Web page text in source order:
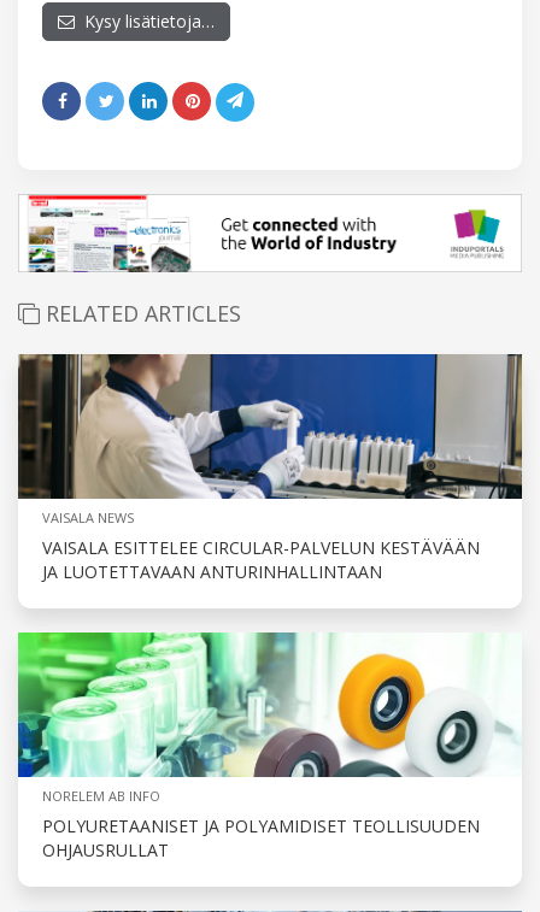
Kysy lisätietoja…
RELATED ARTICLES
VAISALA NEWS
VAISALA ESITTELEE CIRCULAR-PALVELUN KESTÄVÄÄN
JA LUOTETTAVAAN ANTURINHALLINTAAN
NORELEM AB INFO
POLYURETAANISET JA POLYAMIDISET TEOLLISUUDEN
OHJAUSRULLAT